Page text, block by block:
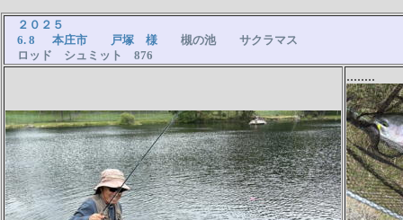
２０２５
6. 8 本庄市 戸塚 様
槻の池 サクラマス
ロッド シュミット 876
........